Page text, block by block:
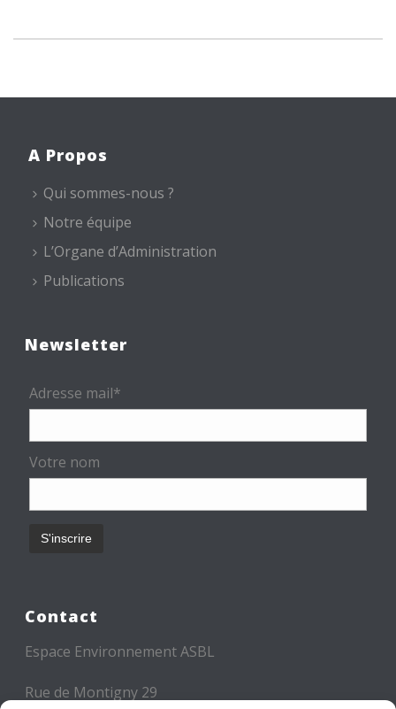
A Propos
Qui sommes-nous ?
Notre équipe
L’Organe d’Administration
Publications
Newsletter
Adresse mail*
Votre nom
Contact
Espace Environnement ASBL
Rue de Montigny 29